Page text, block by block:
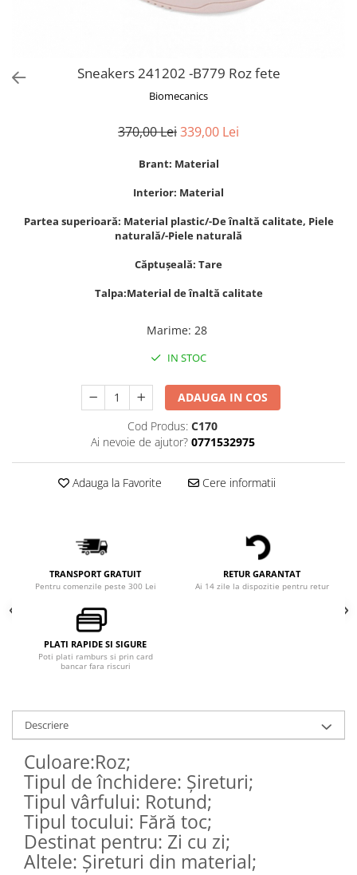
Sneakers 241202 -B779 Roz fete
Biomecanics
370,00 Lei339,00 Lei
Brant: Material
Interior: Material
Partea superioară: Material plastic/-De înaltă calitate, Piele
naturală/-Piele naturală
Căptușeală: Tare
Talpa:Material de înaltă calitate
Marime: 28
IN STOC
ADAUGA IN COS
Cod Produs: C170
Ai nevoie de ajutor? 0771532975
Adauga la Favorite Cere informatii
TRANSPORT GRATUIT
Pentru comenzile peste 300 Lei
RETUR GARANTAT
Ai 14 zile la dispozitie pentru retur
PLATI RAPIDE SI SIGURE
Poti plati ramburs si prin card
bancar fara riscuri
Descriere
Culoare:Roz;
Tipul de închidere: Șireturi;
Tipul vârfului: Rotund;
Tipul tocului: Fără toc;
Destinat pentru: Zi cu zi;
Altele: Șireturi din material;